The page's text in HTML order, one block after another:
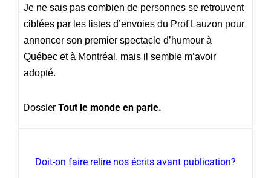
Je ne sais pas combien de personnes se retrouvent
ciblées par les listes d’envoies du Prof Lauzon pour
annoncer son premier spectacle d’humour à
Québec et à Montréal, mais il semble m’avoir
adopté.
DossierTout le monde en parle.
Doit-on faire relire nos écrits avant publication?